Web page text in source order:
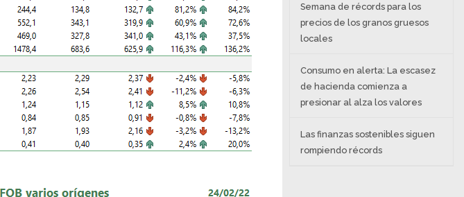
Semana de récords para los
precios de los granos gruesos
locales
Consumo en alerta: La escasez
de hacienda comienza a
presionar al alza los valores
Las finanzas sostenibles siguen
rompiendo récords